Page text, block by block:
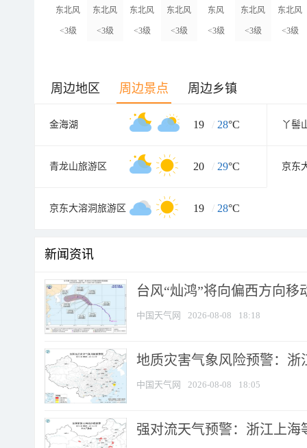
东北风
<3级
东北风
<3级
东北风
<3级
东北风
<3级
东风
<3级
东北风
<3级
东北风
<3级
周边地区 周边景点 周边乡镇
金海湖 19 / 28°C 丫髻
青龙山旅游区 20 / 29°C 京东
京东大溶洞旅游区 19 / 28°C
新闻资讯
台风“灿鸿”将向偏西方向移
中国天气网 2026-08-08 18:18
地质灾害气象风险预警：
中国天气网 2026-08-08 18:05
强对流天气预警：浙江上海